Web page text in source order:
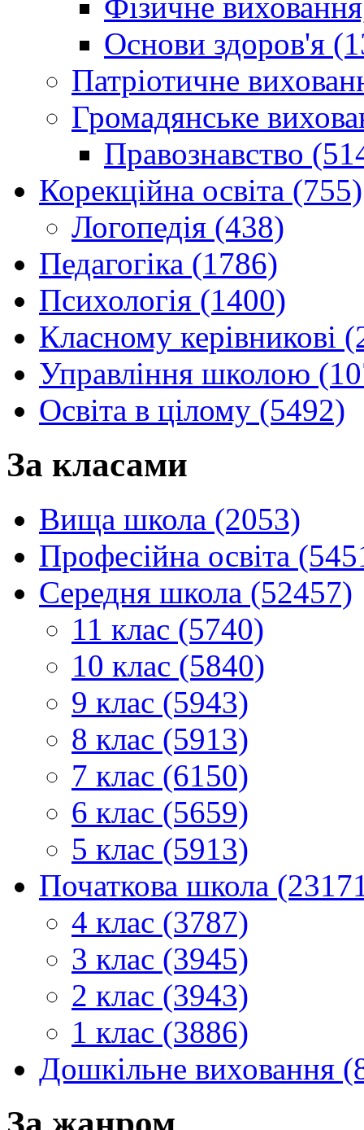
Фізичне
Основи здоров'я
Патріотичне
Громадянське
Правознавство
Корекційна освіта (755)
Логопедія (438)
Педагогіка (1786)
Психологія (1400)
Класному керівникові
Управління школою
Освіта в цілому (5492)
За класами
Вища школа (2053)
Професійна освіта
Середня школа (52457)
11 клас (5740)
10 клас (5840)
9 клас (5943)
8 клас (5913)
7 клас (6150)
6 клас (5659)
5 клас (5913)
Початкова школа
4 клас (3787)
3 клас (3945)
2 клас (3943)
1 клас (3886)
Дошкільне виховання